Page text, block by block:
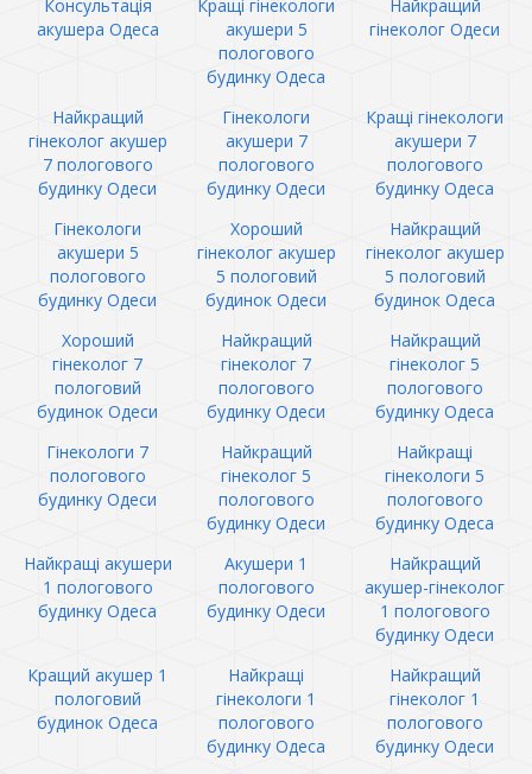
Консультація
акушера Одеса
Кращі гінекологи
акушери 5
пологового
будинку Одеса
Найкращий
гінеколог Одеси
Найкращий
гінеколог акушер
7 пологового
будинку Одеси
Гінекологи
акушери 7
пологового
будинку Одеси
Кращі гінекологи
акушери 7
пологового
будинку Одеса
Гінекологи
акушери 5
пологового
будинку Одеси
Хороший
гінеколог акушер
5 пологовий
будинок Одеси
Найкращий
гінеколог акушер
5 пологовий
будинок Одеса
Хороший
гінеколог 7
пологовий
будинок Одеси
Найкращий
гінеколог 7
пологового
будинку Одеси
Найкращий
гінеколог 5
пологового
будинку Одеса
Гінекологи 7
пологового
будинку Одеси
Найкращий
гінеколог 5
пологового
будинку Одеси
Найкращі
гінекологи 5
пологового
будинку Одеса
Найкращі акушери
1 пологового
будинку Одеса
Акушери 1
пологового
будинку Одеси
Найкращий
акушер-гінеколог
1 пологового
будинку Одеси
Кращий акушер 1
пологовий
будинок Одеса
Найкращі
гінекологи 1
пологового
будинку Одеса
Найкращий
гінеколог 1
пологового
будинку Одеси